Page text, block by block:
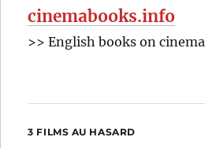
cinemabooks.info
>> English books on cinema
3 FILMS AU HASARD